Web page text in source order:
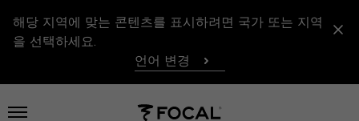
해당 지역에 맞는 콘텐츠를 표시하려면 국가 또는 지역
을 선택하세요.
언어 변경
메뉴 열기